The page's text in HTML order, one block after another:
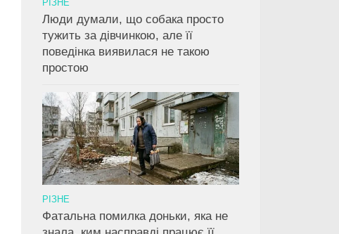
РІЗНЕ
Люди думали, що собака просто
тужить за дівчинкою, але її
поведінка виявилася не такою
простою
РІЗНЕ
Фатальна помилка доньки, яка не